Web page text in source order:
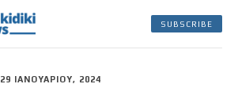
SUBSCRIBE
29 ΙΑΝΟΥΑΡΙΟΥ, 2024